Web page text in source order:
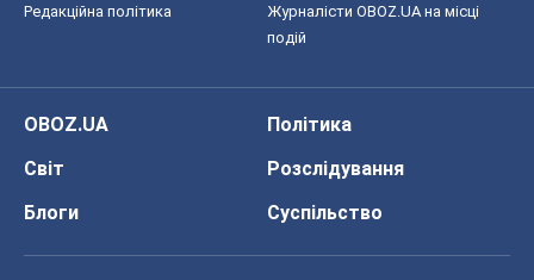
Редакційна політика
Журналісти OBOZ.UA на місці
подій
OBOZ.UA
Політика
Світ
Розслідування
Блоги
Суспільство